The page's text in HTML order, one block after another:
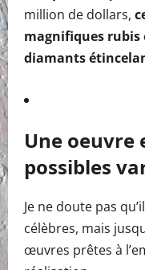
million de dollars,
magnifiques rubis
diamants
Une oeuvre
possibles
Je ne doute pas
célèbres, mais
œuvres prêtes à